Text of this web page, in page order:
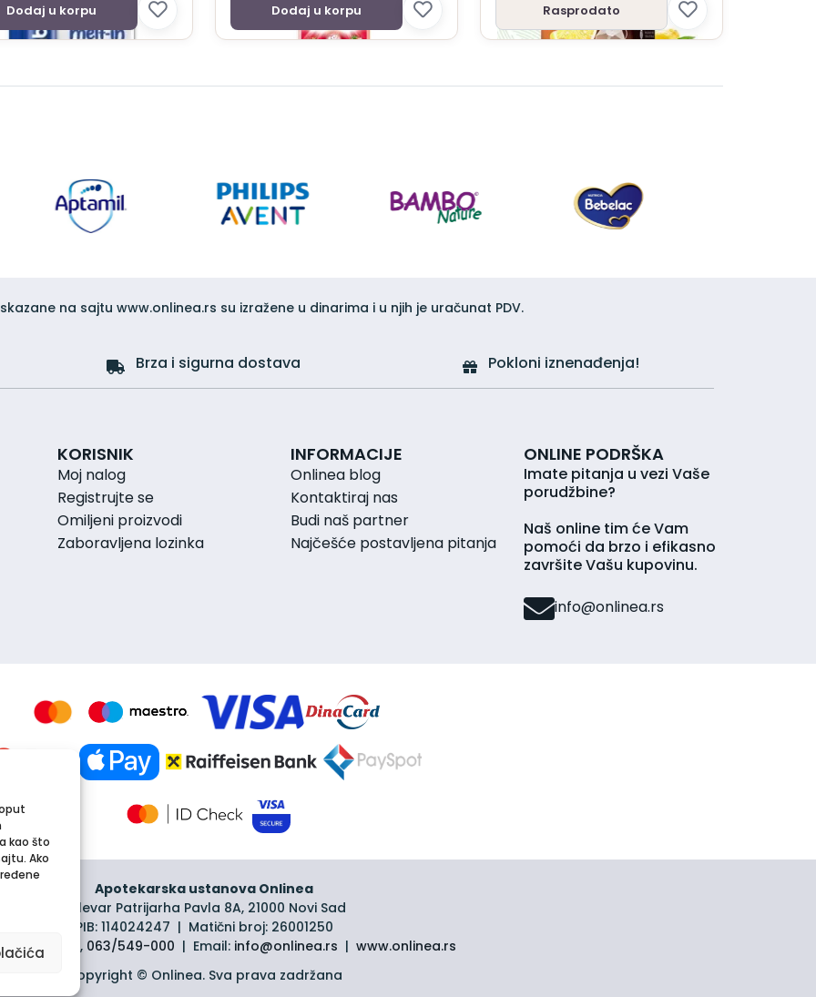
kao što
Ako
Dodaj u korpu Dodaj u korpu Rasprodato
na sajtu www.onlinea.rs su izražene u dinarima i u njih je uračunat PDV.
Brza i sigurna dostava Pokloni iznenađenja!
KORISNIK
Moj nalog
Registrujte se
Omiljeni proizvodi
Zaboravljena lozinka
INFORMACIJE
Onlinea blog
Kontaktiraj nas
Budi naš partner
Najčešće postavljena pitanja
ONLINE PODRŠKA
Imate pitanja u vezi Vaše
porudžbine?
Naš online tim će Vam
pomoći da brzo i efikasno
završite Vašu kupovinu.
info@onlinea.rs
Apotekarska ustanova Onlinea
Bulevar Patrijarha Pavla 8A, 21000 Novi Sad
PIB: 114024247 | Matični broj: 26001250
30-44-800 , 063/549-000 | Email: info@onlinea.rs | www.onlinea.rs
Copyright © Onlinea. Sva prava zadržana